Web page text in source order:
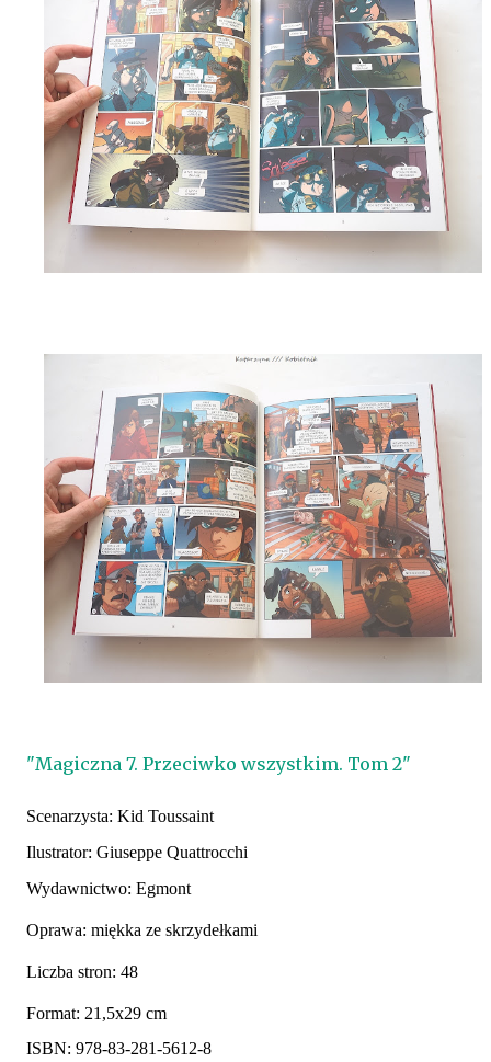
"Magiczna 7. Przeciwko wszystkim. Tom 2"
Scenarzysta: Kid Toussaint
Ilustrator: Giuseppe Quattrocchi
Wydawnictwo: Egmont
Oprawa: miękka ze skrzydełkami
Liczba stron: 48
Format: 21,5x29 cm
ISBN: 978-83-281-5612-8